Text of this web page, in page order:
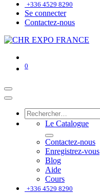
+336 4529 8290
Se connecter
Contactez-nous
0
Le Catalogue
Contactez-nous
Enregistrez-vous
Blog
Aide
Cours
+336 4529 8290